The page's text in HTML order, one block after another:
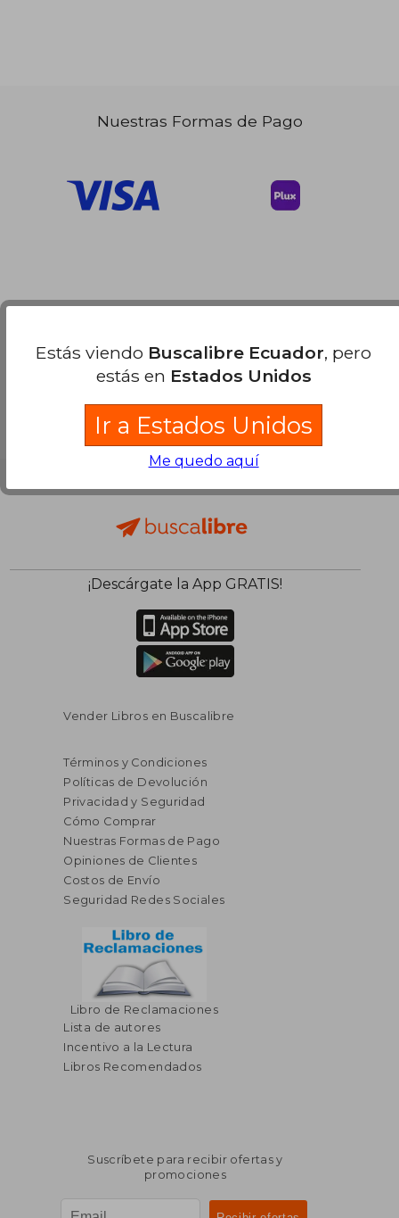
Nuestras Formas de Pago
¡Descárgate la App GRATIS!
Vender Libros en Buscalibre
Términos y Condiciones
Políticas de Devolución
Privacidad y Seguridad
Cómo Comprar
Nuestras Formas de Pago
Opiniones de Clientes
Costos de Envío
Seguridad Redes Sociales
Libro de Reclamaciones
Lista de autores
Incentivo a la Lectura
Libros Recomendados
Suscríbete para recibir ofertas y
promociones
Estás viendo Buscalibre Ecuador, pero
estás en Estados Unidos
Ir a Estados Unidos
Me quedo aquí